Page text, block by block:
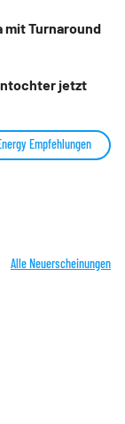
mit Turnaround
jetzt
Empfehlungen
Alle Neuerscheinungen